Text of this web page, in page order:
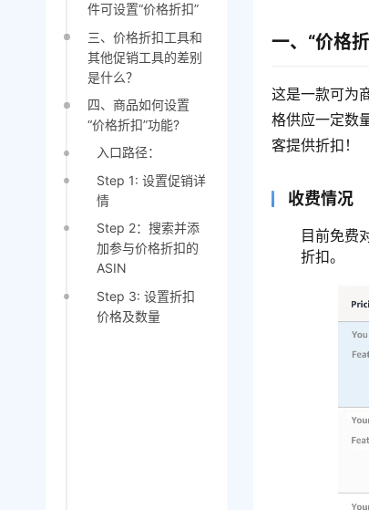
件可设置“价格折扣”
三、价格折扣工具和
其他促销工具的差别
是什么？
四、商品如何设置
“价格折扣”功能?
入口路径：
Step 1: 设置促销详
情
Step 2：搜索并添
加参与价格折扣的
ASIN
Step 3: 设置折扣
价格及数量
一、“价格
这是一款可为
格供应一定数
客提供折扣！
收费情况
目前免费
折扣。